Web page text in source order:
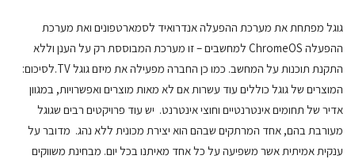
גוגל מפתחת את מערכת ההפעלה אנדרואיד לסמארטפונים ואת מערכת
ההפעלה ChromeOS למחשבים – זו מערכת המבוססת רק על הענן וללא
התקנת תוכנות על המחשב. כמו כן החברה מפעילה את מיזם גוגל TV.לסיכום:
המוצרים של גוגל כוללים עוד עשרות אם לא מאות מוצרים ואפשרויות, במגוון
אדיר של תחומים אינטרנטיים וחוצי אינטרנט. יש עוד פרויקטים רבים שגוגל
מעורבת בהם, אחד המרתקים שבהם הוא יצירת מכונית ללא נהג. מדובר על
ענקית אמיתית אשר משפיעה על כל אחד מאיתנו בכל יום. מבחינת משווקים